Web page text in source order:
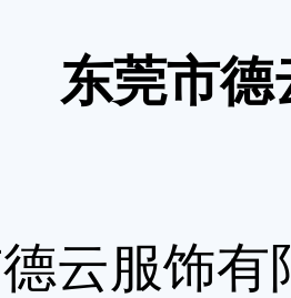
市德云
云服饰